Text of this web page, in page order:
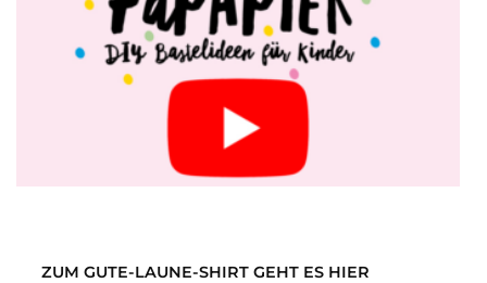
ZUM GUTE-LAUNE-SHIRT GEHT ES HIER